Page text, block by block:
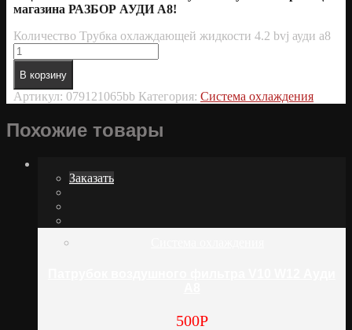
магазина РАЗБОР АУДИ А8!
Количество Трубка охлаждающей жидкости 4.2 bvj ауди а8
В корзину
Артикул: 079121065bb Категория: Система охлаждения
Похожие товары
Заказать
500Р